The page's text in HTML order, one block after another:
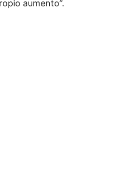
aumento”.